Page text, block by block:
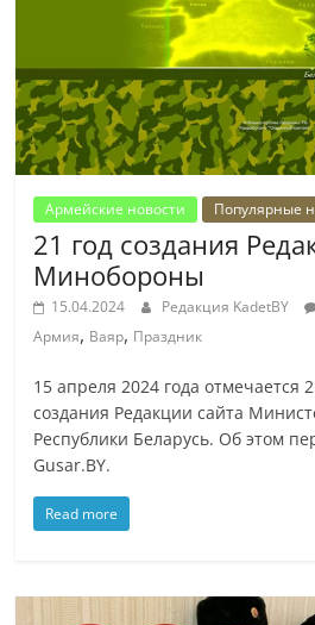
Армейские новости Популярные
21 год создания
Минобороны
15.04.2024 Редакция KadetBY
Армия, Ваяр, Праздник
15 апреля 2024 года отмечается
создания Редакции сайта
Республики Беларусь. Об этом
Gusar.BY.
Read more